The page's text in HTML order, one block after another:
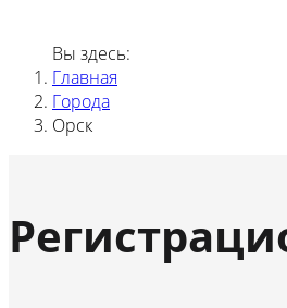
Вы здесь:
Главная
Города
Орск